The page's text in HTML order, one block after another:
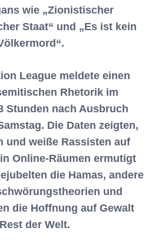
wie „Zionistischer
Staat“ und „Es ist kein
League meldete einen
Rhetorik im
Stunden nach Ausbruch
Die Daten zeigten,
und weiße Rassisten auf
Online-Räumen ermutigt
die Hamas, andere
und
die Hoffnung auf Gewalt
der Welt.